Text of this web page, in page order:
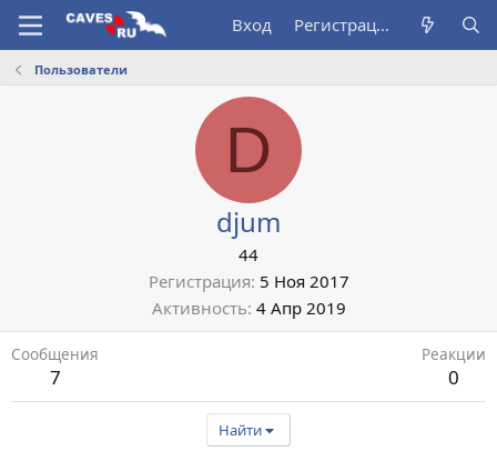
Вход Регистрация
Пользователи
D
djum
44
Регистрация 5 Ноя 2017
Активность 4 Апр 2019
Сообщения
7
Реакции
0
Найти